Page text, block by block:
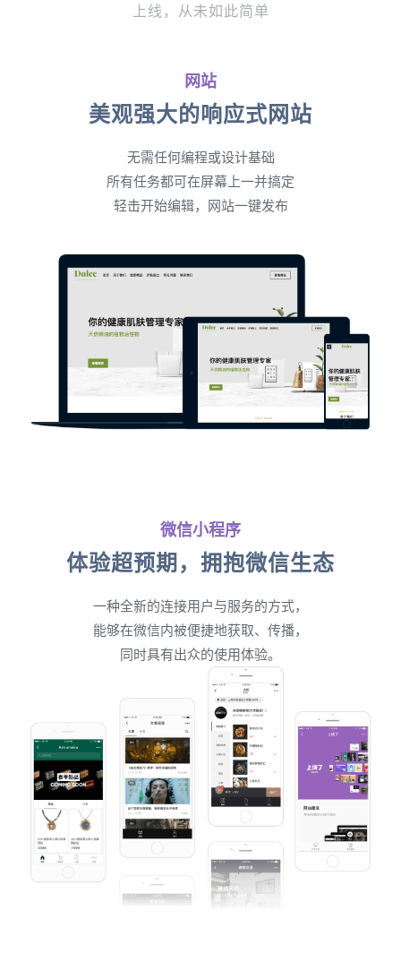
上线，从未如此简单
网站
美观强大的响应式网站
无需任何编程或设计基础
所有任务都可在屏幕上一并搞定
轻击开始编辑，网站一键发布
微信小程序
体验超预期，拥抱微信生态
一种全新的连接用户与服务的方式，
能够在微信内被便捷地获取、传播，
同时具有出众的使用体验。